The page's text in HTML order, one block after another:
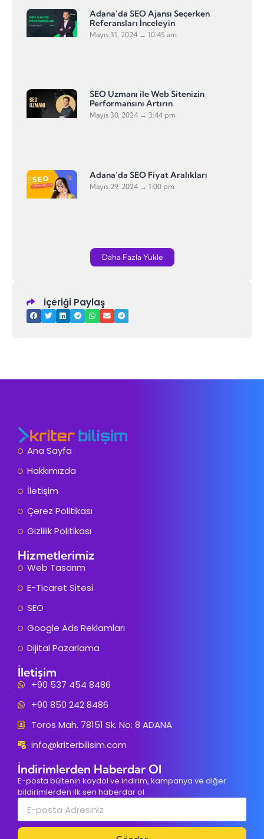
Adana’da SEO Ajansı Seçerken
Referansları İnceleyin
Mayıs 31, 2024 10:45 am
SEO Uzmanı ile Web Sitenizin
Performansını Artırın
Mayıs 30, 2024 3:44 pm
Adana’da SEO Fiyat Aralıkları
Mayıs 29, 2024 1:00 pm
Daha Fazla Yükle
İçeriği Paylaş
Ana Sayfa
Hakkımızda
İletişim
Çerez Politikası
Gizlilik Politikası
Hizmetlerimiz
Web Tasarım
E-Ticaret Sitesi
SEO
Google Ads Reklamları
Dijital Pazarlama
İletişim
+90 537 454 8486
+90 850 242 8486
Toros Mah. 78151 Sk. No: 8 ADANA
info@kriterbilisim.com
İndirimlerden Haberdar Ol
E-posta bültenin kaydol ve indirim, kampanya ve diğer
bildirimlerden ilk sen haberdar ol